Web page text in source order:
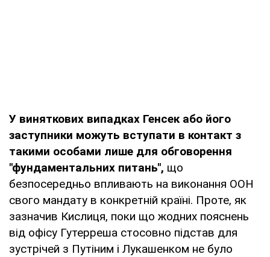
У виняткових випадках Генсек або його
заступники можуть вступати в контакт з
такими особами лише для обговорення
"фундаментальних питань", що
безпосередньо впливають на виконання ООН
свого мандату в конкретній країні. Проте, як
зазначив Кислиця, поки що жодних пояснень
від офісу Гутерреша стосовно підстав для
зустрічей з Путіним і Лукашенком не було